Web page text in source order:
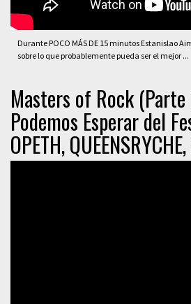
Durante POCO MÁS DE 15 minutos Estanislao
sobre lo que probablemente pueda ser el mejor ...
Masters of Rock (Parte
Podemos Esperar del
OPETH,